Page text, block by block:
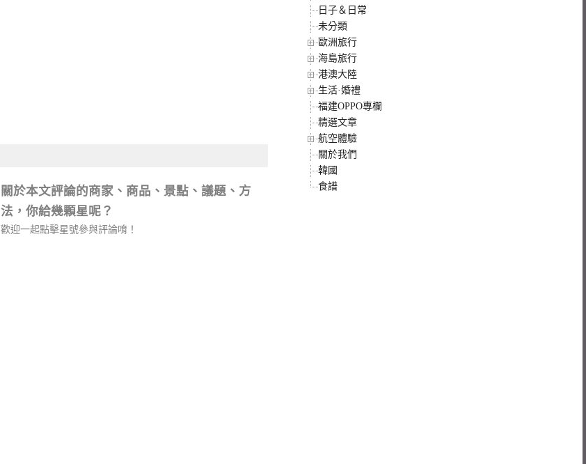
關於本文評論的商家、商品、景點、議題、方
法，你給幾顆星呢？
歡迎一起點擊星號參與評論唷！
日子＆日常
未分類
歐洲旅行
海島旅行
港澳大陸
生活·婚禮
福建OPPO專欄
精選文章
航空體驗
關於我們
韓國
食譜